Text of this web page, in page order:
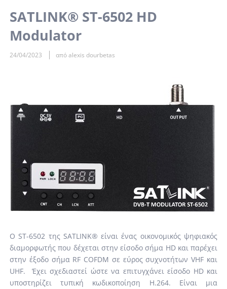
SATLINK® ST-6502 HD
Modulator
24/04/2023 από alexis dourbetas
Ο ST-6502 της SATLINK® είναι ένας οικονομικός ψηφιακός
διαμορφωτής που δέχεται στην είσοδο σήμα HD και παρέχει
στην έξοδο σήμα RF COFDM σε εύρος συχνοτήτων VHF και
UHF. Έχει σχεδιαστεί ώστε να επιτυγχάνει είσοδο HD και
υποστηρίζει τυπική κωδικοποίηση H.264. Είναι μια